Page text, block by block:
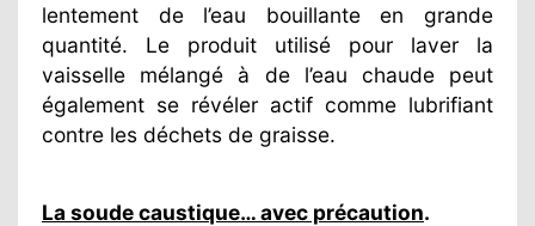
lentement de l’eau bouillante en grande
quantité. Le produit utilisé pour laver la
vaisselle mélangé à de l’eau chaude peut
également se révéler actif comme lubrifiant
contre les déchets de graisse.
La soude caustique… avec précaution.